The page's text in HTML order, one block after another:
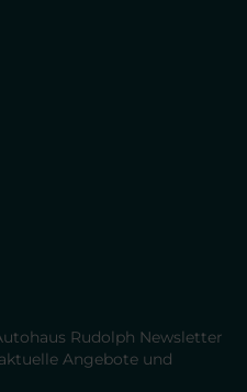
Rudolph Newsletter
Angebote und